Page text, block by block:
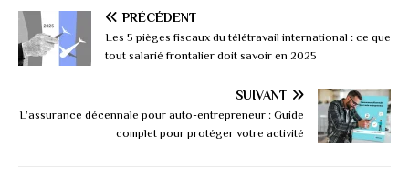
PRÉCÉDENT
Les 5 pièges fiscaux du télétravail international : ce que
tout salarié frontalier doit savoir en 2025
SUIVANT
L’assurance décennale pour auto-entrepreneur : Guide
complet pour protéger votre activité